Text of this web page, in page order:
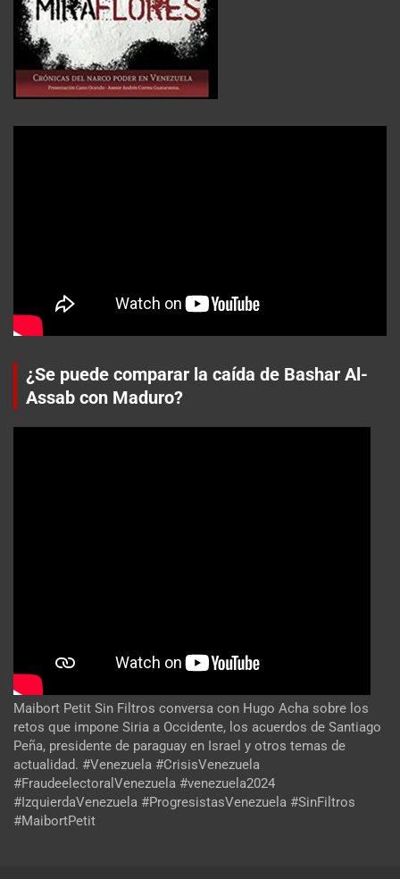
¿Se puede comparar la caída de Bashar Al-
Assab con Maduro?
Maibort Petit Sin Filtros conversa con Hugo Acha sobre los
retos que impone Siria a Occidente, los acuerdos de Santiago
Peña, presidente de paraguay en Israel y otros temas de
actualidad. #Venezuela #CrisisVenezuela
#FraudeelectoralVenezuela #venezuela2024
#IzquierdaVenezuela #ProgresistasVenezuela #SinFiltros
#MaibortPetit